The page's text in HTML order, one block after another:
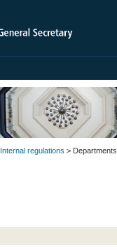
Internal regulations > Departments